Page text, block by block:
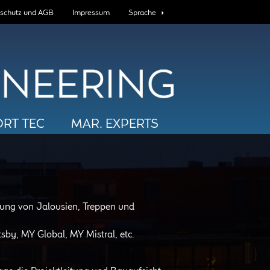
und AGB Impressum Sprache
TEC MAR. EXPERTS
von Jalousien, Treppen und
MY Global, MY Mistral, etc.